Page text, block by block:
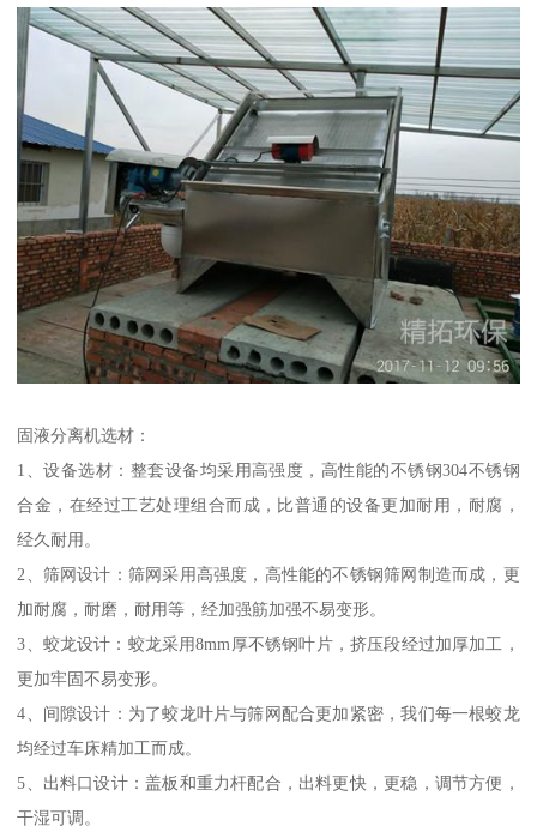
固液分离机选材：
1、设备选材：整套设备均采用高强度，高性能的不锈钢304不锈钢
合金，在经过工艺处理组合而成，比普通的设备更加耐用，耐腐，
经久耐用。
2、筛网设计：筛网采用高强度，高性能的不锈钢筛网制造而成，更
加耐腐，耐磨，耐用等，经加强筋加强不易变形。
3、蛟龙设计：蛟龙采用8mm厚不锈钢叶片，挤压段经过加厚加工，
更加牢固不易变形。
4、间隙设计：为了蛟龙叶片与筛网配合更加紧密，我们每一根蛟龙
均经过车床精加工而成。
5、出料口设计：盖板和重力杆配合，出料更快，更稳，调节方便，
干湿可调。